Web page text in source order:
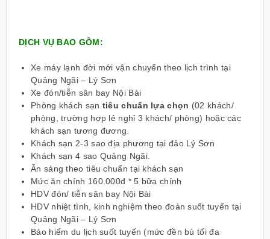
DỊCH VỤ BAO GỒM:
Xe máy lạnh đời mới vận chuyển theo lịch trình tại
Quảng Ngãi – Lý Sơn
Xe đón/tiễn sân bay Nội Bài
Phòng khách sạn tiêu chuẩn lựa chọn (02 khách/
phòng, trường hợp lẻ nghỉ 3 khách/ phòng) hoặc các
khách sạn tương đương.
Khách sạn 2-3 sao địa phương tại đảo Lý Sơn
Khách sạn 4 sao Quảng Ngãi.
Ăn sáng theo tiêu chuẩn tại khách sạn
Mức ăn chính 160.000đ * 5 bữa chính
HDV đón/ tiễn sân bay Nội Bài
HDV nhiệt tình, kinh nghiệm theo đoàn suốt tuyến tại
Quảng Ngãi – Lý Sơn
Bảo hiểm du lịch suốt tuyến (mức đền bù tối đa